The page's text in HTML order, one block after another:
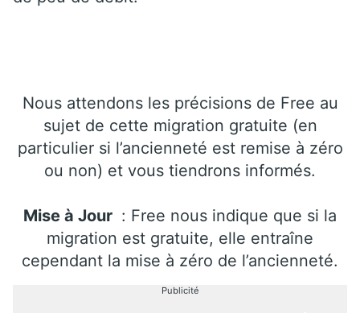
Nous attendons les précisions de Free au
sujet de cette migration gratuite (en
particulier si l’ancienneté est remise à zéro
ou non) et vous tiendrons informés.
Mise à Jour : Free nous indique que si la
migration est gratuite, elle entraîne
cependant la mise à zéro de l’ancienneté.
Publicité